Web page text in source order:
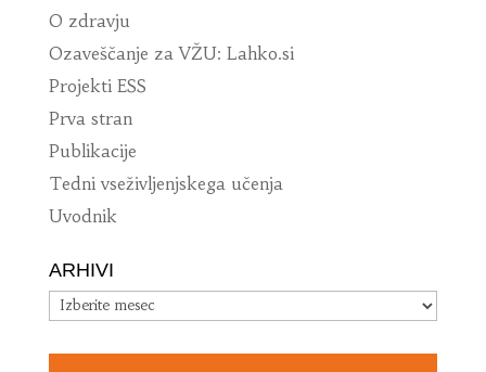
O zdravju
Ozaveščanje za VŽU: Lahko.si
Projekti ESS
Prva stran
Publikacije
Tedni vseživljenjskega učenja
Uvodnik
ARHIVI
Arhivi